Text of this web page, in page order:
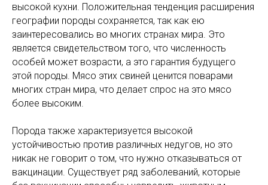
высокой кухни. Положительная тенденция расширения
географии породы сохраняется, так как ею
заинтересовались во многих странах мира. Это
является свидетельством того, что численность
особей может возрасти, а это гарантия будущего
этой породы. Мясо этих свиней ценится поварами
многих стран мира, что делает спрос на это мясо
более высоким.
Порода также характеризуется высокой
устойчивостью против различных недугов, но это
никак не говорит о том, что нужно отказываться от
вакцинации. Существует ряд заболеваний, которые